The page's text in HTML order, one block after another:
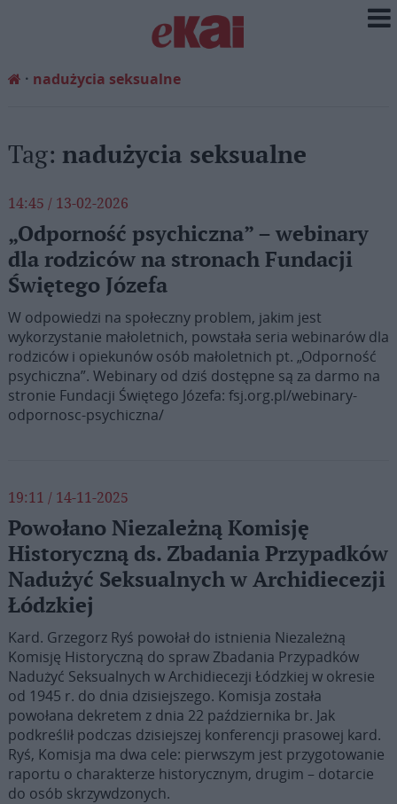
nadużycia seksualne
Tag: nadużycia seksualne
14:45 / 13-02-2026
„Odporność psychiczna” – webinary
dla rodziców na stronach Fundacji
Świętego Józefa
W odpowiedzi na społeczny problem, jakim jest
wykorzystanie małoletnich, powstała seria webinarów dla
rodziców i opiekunów osób małoletnich pt. „Odporność
psychiczna”. Webinary od dziś dostępne są za darmo na
stronie Fundacji Świętego Józefa: fsj.org.pl/webinary-
odpornosc-psychiczna/
19:11 / 14-11-2025
Powołano Niezależną Komisję
Historyczną ds. Zbadania Przypadków
Nadużyć Seksualnych w Archidiecezji
Łódzkiej
Kard. Grzegorz Ryś powołał do istnienia Niezależną
Komisję Historyczną do spraw Zbadania Przypadków
Nadużyć Seksualnych w Archidiecezji Łódzkiej w okresie
od 1945 r. do dnia dzisiejszego. Komisja została
powołana dekretem z dnia 22 października br. Jak
podkreślił podczas dzisiejszej konferencji prasowej kard.
Ryś, Komisja ma dwa cele: pierwszym jest przygotowanie
raportu o charakterze historycznym, drugim – dotarcie
do osób skrzywdzonych.